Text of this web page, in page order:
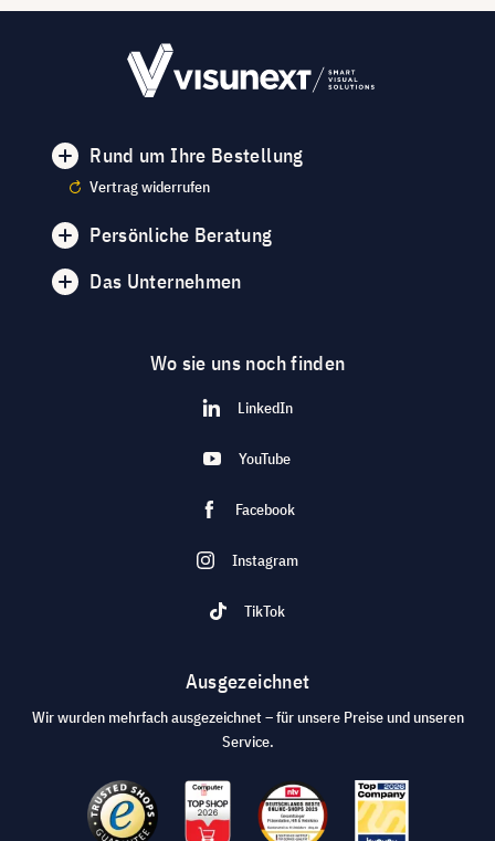
Rund um Ihre Bestellung
Vertrag widerrufen
Persönliche Beratung
Das Unternehmen
Wo sie uns noch finden
LinkedIn
YouTube
Facebook
Instagram
TikTok
Ausgezeichnet
Wir wurden mehrfach ausgezeichnet – für unsere Preise und unseren
Service.